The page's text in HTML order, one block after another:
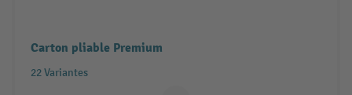
Carton pliable Premium
22 Variantes